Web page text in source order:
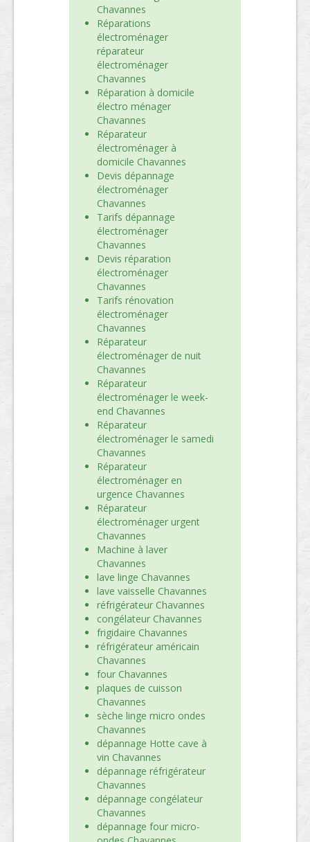
Chavannes
Réparations
électroménager
réparateur
électroménager
Chavannes
Réparation à domicile
électro ménager
Chavannes
Réparateur
électroménager à
domicile Chavannes
Devis dépannage
électroménager
Chavannes
Tarifs dépannage
électroménager
Chavannes
Devis réparation
électroménager
Chavannes
Tarifs rénovation
électroménager
Chavannes
Réparateur
électroménager de nuit
Chavannes
Réparateur
électroménager le week-
end Chavannes
Réparateur
électroménager le samedi
Chavannes
Réparateur
électroménager en
urgence Chavannes
Réparateur
électroménager urgent
Chavannes
Machine à laver
Chavannes
lave linge Chavannes
lave vaisselle Chavannes
réfrigérateur Chavannes
congélateur Chavannes
frigidaire Chavannes
réfrigérateur américain
Chavannes
four Chavannes
plaques de cuisson
Chavannes
sèche linge micro ondes
Chavannes
dépannage Hotte cave à
vin Chavannes
dépannage réfrigérateur
Chavannes
dépannage congélateur
Chavannes
dépannage four micro-